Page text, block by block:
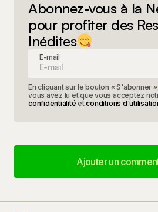
Abonnez-vous à la
pour profiter des
Inédites
E-mail
En cliquant sur le bouton « S'abonner
vous avez lu et que vous acceptez
confidentialité etconditions
Ajouter un
Ajouter un